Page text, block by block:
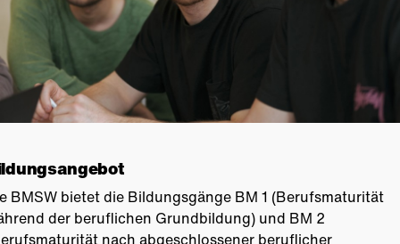
BMSW bietet die Bildungsgänge BM 1 (Berufsmaturität
der beruflichen Grundbildung) und BM 2
nach abgeschlossener beruflicher